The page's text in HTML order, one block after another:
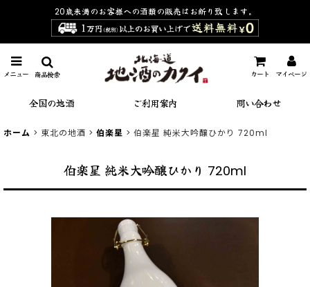
20歳未満のお客様への酒類の販売は お断り致します。
メニュー カート マイページ
全国の地酒 ご利用案内 問い合わせ
商品検索
ホーム > 東北の地酒 > 伯楽星 > 伯楽星 純米大吟醸ひかり 720ml
伯楽星 純米大吟醸ひかり 720ml